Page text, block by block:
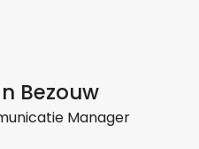
Bezouw
Manager